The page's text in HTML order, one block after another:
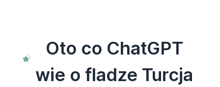
Oto co ChatGPT
wie o fladze Turcja